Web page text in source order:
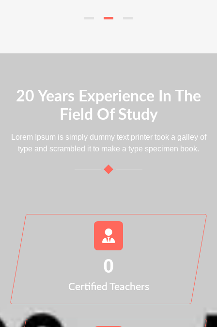
20 Years Experience In The
Field Of Study
Lorem Ipsum is simply dummy text printer took a galley of
type and scrambled it to make a type specimen book.
0
Certified Teachers